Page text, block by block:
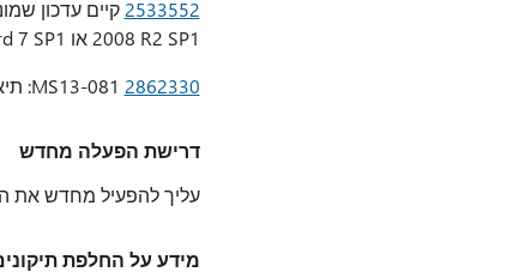
2533552
2008 R2 SP1 או Windows Embedded Standard 7 SP1
2862330
‏‏דרישת הפעלה מחדש
עליך להפעיל מחדש את
מידע על החלפת